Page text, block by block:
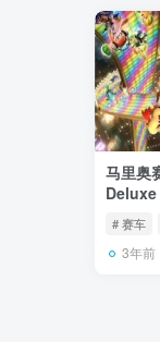
马里奥
Deluxe
# 赛车
3年前